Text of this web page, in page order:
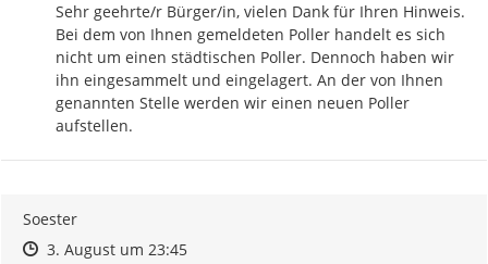
Sehr geehrte/r Bürger/in, vielen Dank für Ihren Hinweis.
Bei dem von Ihnen gemeldeten Poller handelt es sich
nicht um einen städtischen Poller. Dennoch haben wir
ihn eingesammelt und eingelagert. An der von Ihnen
genannten Stelle werden wir einen neuen Poller
aufstellen.
Soester
Zeitpunkt des Erstellens
Zeitpunkt des Erstellens
3. August um 23:45Zur Äußerung